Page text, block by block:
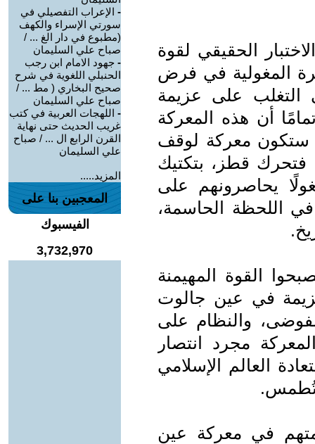
الحقيقي لقوة
المغولية في فرض
التغلب على عزيمة
أن هذه المعركة
معركة لوقف
فتحرك قطز، بتكتيك
يحاصرونهم على
اللحظة الحاسمة،
القوة المهيمنة
في عين جالوت
والنظام على
مجرد انتصار
العالم الإسلامي
تُطمس.
في معركة عين
- الإعراب التفصيلي في
سورتي الإسراء والكهف
(مطبوع في دار الغ ... /
صباح علي السليمان
- جهود الامام ابن رجب
الحنبلي اللغوية في شرح
صحيح البخاري ( مط ... /
صباح علي السليمان
- اللهجات العربية في كتب
غريب الحديث حتى نهاية
القرن الرابع ال ... / صباح
علي السليمان
المزيد.....
المعجبين بنا على
الفيسبوك
3,732,970